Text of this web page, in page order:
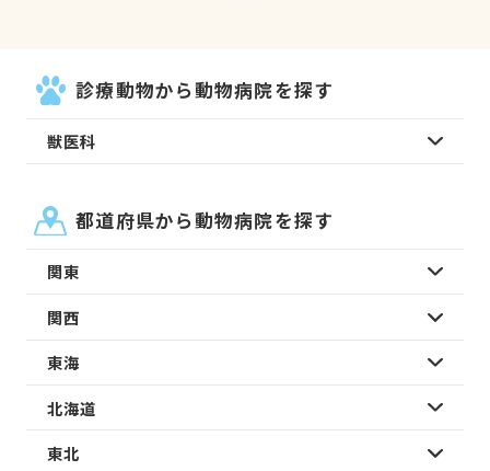
診療動物から動物病院を探す
獣医科
都道府県から動物病院を探す
関東
関西
東海
北海道
東北